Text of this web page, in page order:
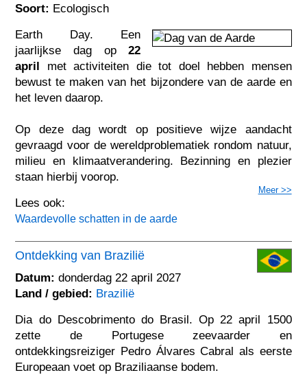
Soort: Ecologisch
Earth Day. Een
jaarlijkse dag op22
april met activiteiten die tot doel hebben mensen
bewust te maken van het bijzondere van de aarde en
het leven daarop.
Op deze dag wordt op positieve wijze aandacht
gevraagd voor de wereldproblematiek rondom natuur,
milieu en klimaatverandering. Bezinning en plezier
staan hierbij voorop.
Meer >>
Lees ook:
Waardevolle schatten in de aarde
Ontdekking van Brazilië
Datum: donderdag 22 april 2027
Land / gebied: Brazilië
Dia do Descobrimento do Brasil. Op 22 april 1500
zette de Portugese zeevaarder en
ontdekkingsreiziger Pedro Álvares Cabral als eerste
Europeaan voet op Braziliaanse bodem.